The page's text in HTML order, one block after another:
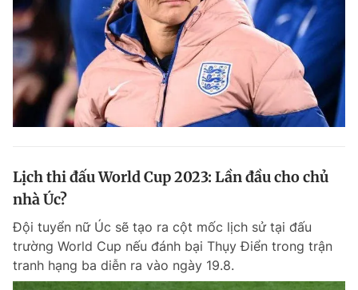
Lịch thi đấu World Cup 2023: Lần đầu cho chủ
nhà Úc?
Đội tuyển nữ Úc sẽ tạo ra cột mốc lịch sử tại đấu
trường World Cup nếu đánh bại Thụy Điển trong trận
tranh hạng ba diễn ra vào ngày 19.8.